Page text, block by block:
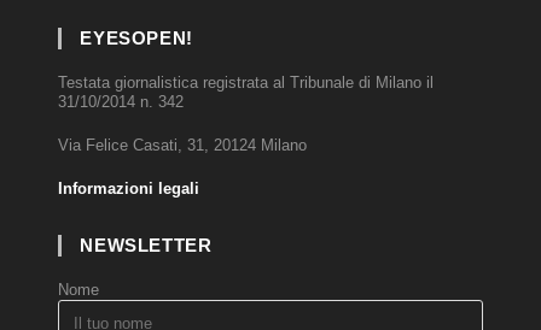
EYESOPEN!
Testata giornalistica registrata al Tribunale di Milano il
31/10/2014 n. 342
Via Felice Casati, 31, 20124 Milano
Informazioni legali
NEWSLETTER
Nome